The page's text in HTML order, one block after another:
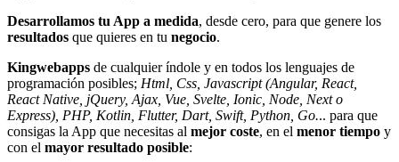
Desarrollamos tu App a medida, desde cero, para que genere los
resultados que quieres en tu negocio.
Kingwebapps de cualquier índole y en todos los lenguajes de
programación posibles; Html, Css, Javascript (Angular, React,
React Native, jQuery, Ajax, Vue, Svelte, Ionic, Node, Next o
Express), PHP, Kotlin, Flutter, Dart, Swift, Python, Go... para que
consigas la App que necesitas al mejor coste, en el menor tiempo y
con el mayor resultado posible: